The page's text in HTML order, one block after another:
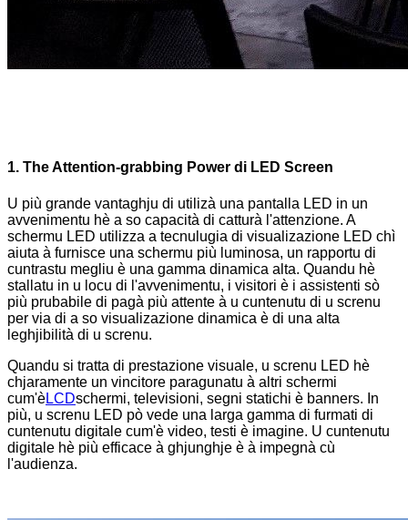
1. The Attention-grabbing Power di LED Screen
U più grande vantaghju di utilizà una pantalla LED in un
avvenimentu hè a so capacità di catturà l'attenzione. A
schermu LED utilizza a tecnulugia di visualizazione LED chì
aiuta à furnisce una schermu più luminosa, un rapportu di
cuntrastu megliu è una gamma dinamica alta. Quandu hè
stallatu in u locu di l'avvenimentu, i visitori è i assistenti sò
più prubabile di pagà più attente à u cuntenutu di u screnu
per via di a so visualizazione dinamica è di una alta
leghjibilità di u screnu.
Quandu si tratta di prestazione visuale, u screnu LED hè
chjaramente un vincitore paragunatu à altri schermi
cum'èLCDschermi, televisioni, segni statichi è banners. In
più, u screnu LED pò vede una larga gamma di furmati di
cuntenutu digitale cum'è video, testi è imagine. U cuntenutu
digitale hè più efficace à ghjunghje è à impegnà cù
l'audienza.